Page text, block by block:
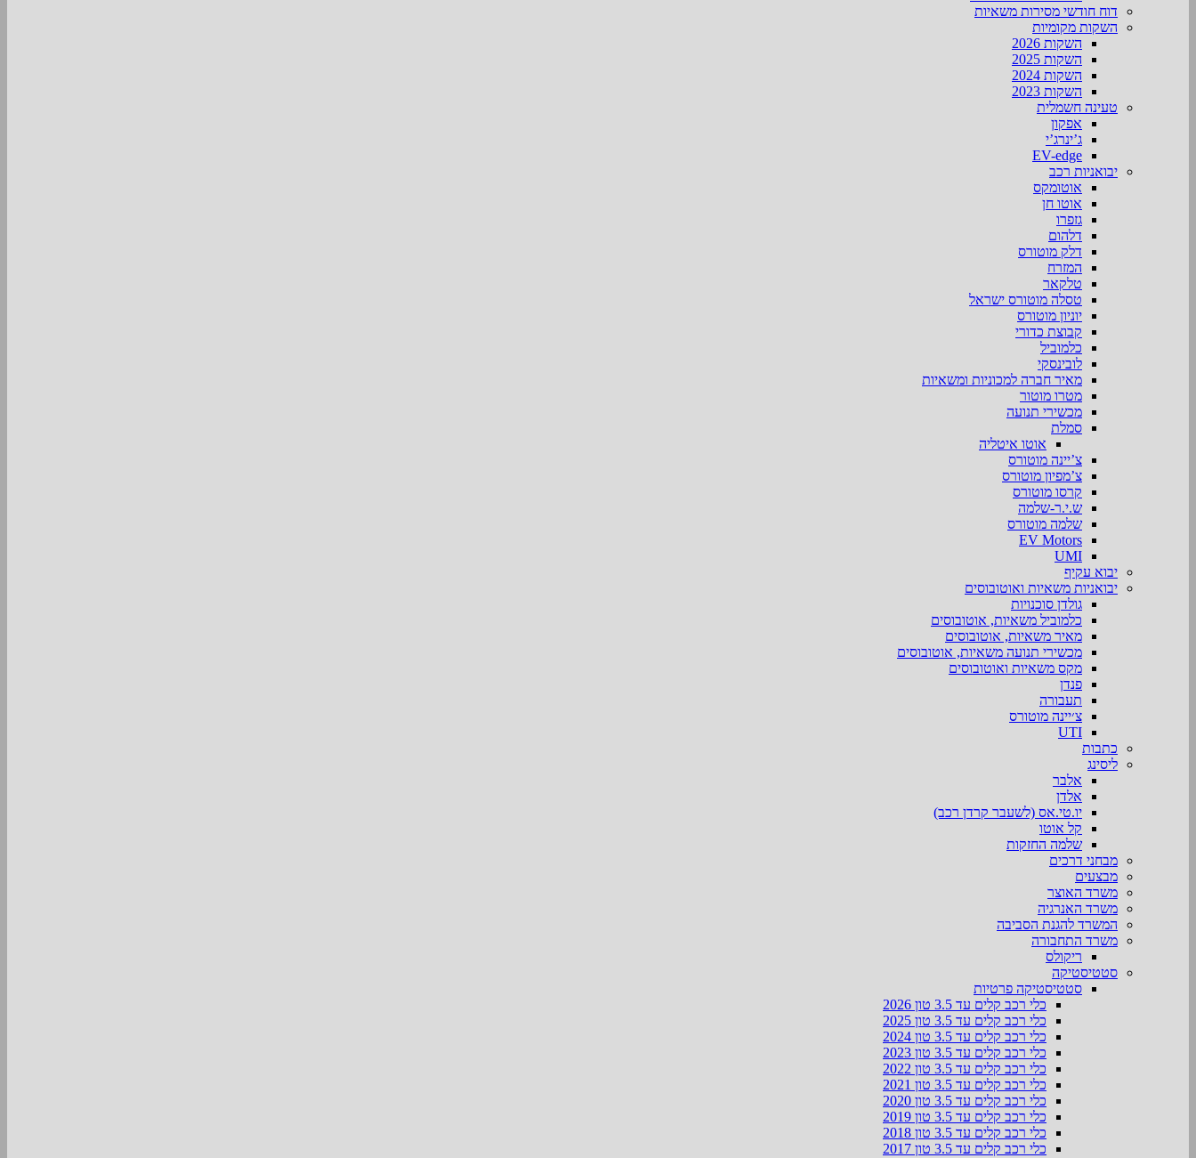
דוח חודשי מסירות משאיות
השקות מקומיות
השקות 2026
השקות 2025
השקות 2024
השקות 2023
טעינה חשמלית
אפקון
ג’ינרג’י
EV-edge
יבואניות רכב
אוטומקס
אוטו חן
גזפרו
דלהום
דלק מוטורס
המזרח
טלקאר
טסלה מוטורס ישראל
יוניון מוטורס
קבוצת כדורי
כלמוביל
לובינסקי
מאיר חברה למכוניות ומשאיות
מטרו מוטור
מכשירי תנועה
סמלת
אוטו איטליה
צ’יינה מוטורס
צ’מפיון מוטורס
קרסו מוטורס
ש.י.ר-שלמה
שלמה מוטורס
EV Motors
UMI
יבוא עקיף
יבואניות משאיות ואוטובוסים
גולדן סוכנויות
כלמוביל משאיות, אוטובוסים
מאיר משאיות, אוטובוסים
מכשירי תנועה משאיות, אוטובוסים
מקס משאיות ואוטובוסים
פנדן
תעבורה
צ׳יינה מוטורס
UTI
כתבות
ליסינג
אלבר
אלדן
יו.טי.אס (לשעבר קרדן רכב)
קל אוטו
שלמה החזקות
מבחני דרכים
מבצעים
משרד האוצר
משרד האנרגיה
המשרד להגנת הסביבה
משרד התחבורה
ריקולס
סטטיסטיקה
סטטיסטיקה פרטיות
כלי רכב קלים עד 3.5 טון 2026
כלי רכב קלים עד 3.5 טון 2025
כלי רכב קלים עד 3.5 טון 2024
כלי רכב קלים עד 3.5 טון 2023
כלי רכב קלים עד 3.5 טון 2022
כלי רכב קלים עד 3.5 טון 2021
כלי רכב קלים עד 3.5 טון 2020
כלי רכב קלים עד 3.5 טון 2019
כלי רכב קלים עד 3.5 טון 2018
כלי רכב קלים עד 3.5 טון 2017